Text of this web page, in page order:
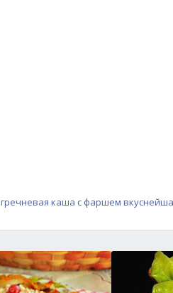
гречневая каша с фаршем